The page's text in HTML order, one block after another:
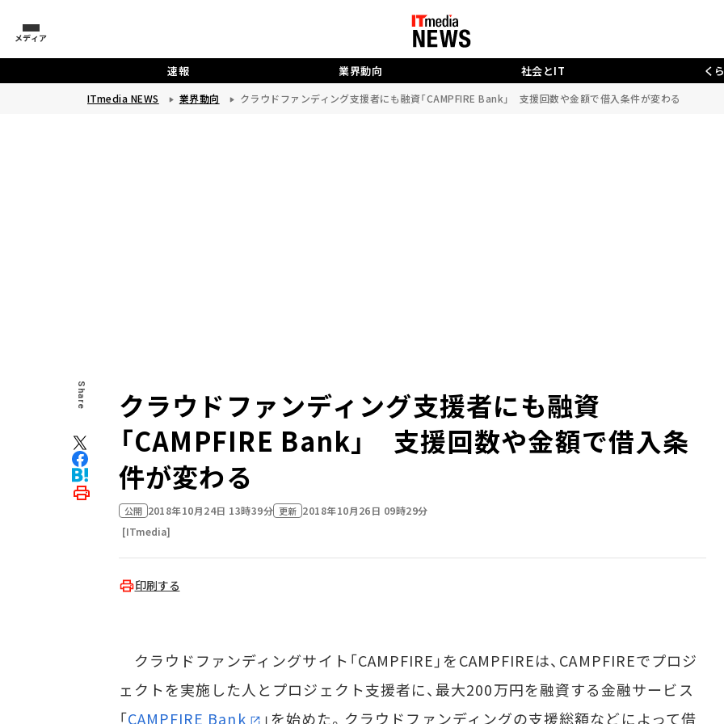
メディア
速報 業界動向 社会とIT く
ITmedia NEWS 業界動向 クラウドファンディング支援者にも融資「CAMPFIRE Bank」 支援回数や金額で借入条件が変わる
Share
クラウドファンディング支援者にも融資
「CAMPFIRE Bank」 支援回数や金額で借入条
件が変わる
公開 2018年10月24日 13時39分 更新 2018年10月26日 09時29分
[ITmedia]
印刷する
クラウドファンディングサイト「CAMPFIRE」をCAMPFIREは、CAMPFIREでプロジ
ェクトを実施した人とプロジェクト支援者に、最大200万円を融資する金融サービス
「CAMPFIRE Bank 」を始めた。クラウドファンディングの支援総額などによって借